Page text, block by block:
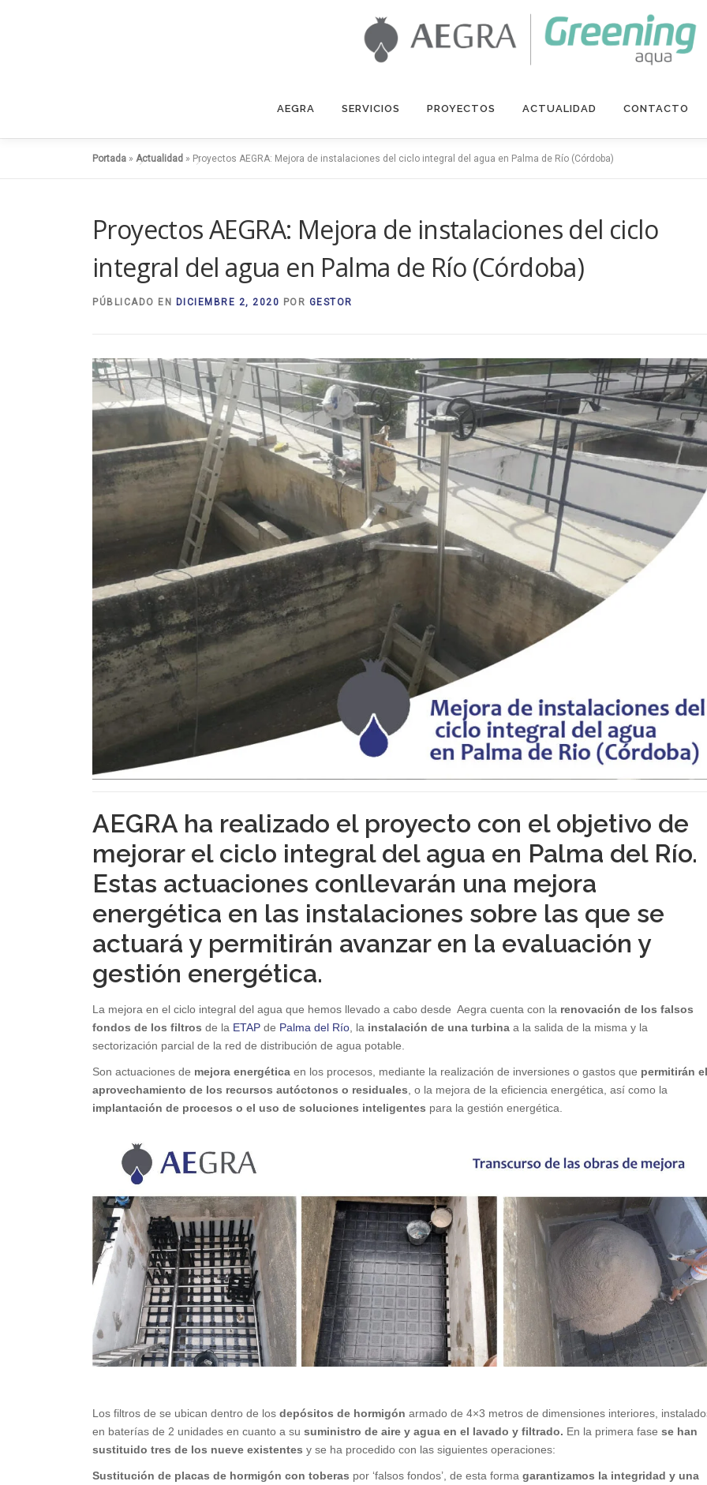
AEGRA SERVICIOS PROYECTOS ACTUALIDAD CONTACTO
Portada » Actualidad » Proyectos AEGRA: Mejora de instalaciones del ciclo integral del agua en Palma de Río (Córdoba)
Proyectos AEGRA: Mejora de instalaciones del ciclo
integral del agua en Palma de Río (Córdoba)
PÚBLICADO EN DICIEMBRE 2, 2020 POR GESTOR
AEGRA ha realizado el proyecto con el objetivo de
mejorar el ciclo integral del agua en Palma del Río.
Estas actuaciones conllevarán una mejora
energética en las instalaciones sobre las que se
actuará y permitirán avanzar en la evaluación y
gestión energética.
La mejora en el ciclo integral del agua que hemos llevado a cabo desde Aegra cuenta con la renovación de los falsos
fondos de los filtros de la ETAP de Palma del Río , la instalación de una turbina a la salida de la misma y la
sectorización parcial de la red de distribución de agua potable.
Son actuaciones de mejora energética en los procesos, mediante la realización de inversiones o gastos que permitirán el
aprovechamiento de los recursos autóctonos o residuales , o la mejora de la eficiencia energética, así como la
implantación de procesos o el uso de soluciones inteligentes para la gestión energética.
Los filtros de se ubican dentro de los depósitos de hormigón armado de 4×3 metros de dimensiones interiores,
en baterías de 2 unidades en cuanto a su suministro de aire y agua en el lavado y filtrado. En la primera fase se han
sustituido tres de los nueve existentes y se ha procedido con las siguientes operaciones:
Sustitución de placas de hormigón con toberas por ‘falsos fondos’, de esta forma garantizamos la integridad y una